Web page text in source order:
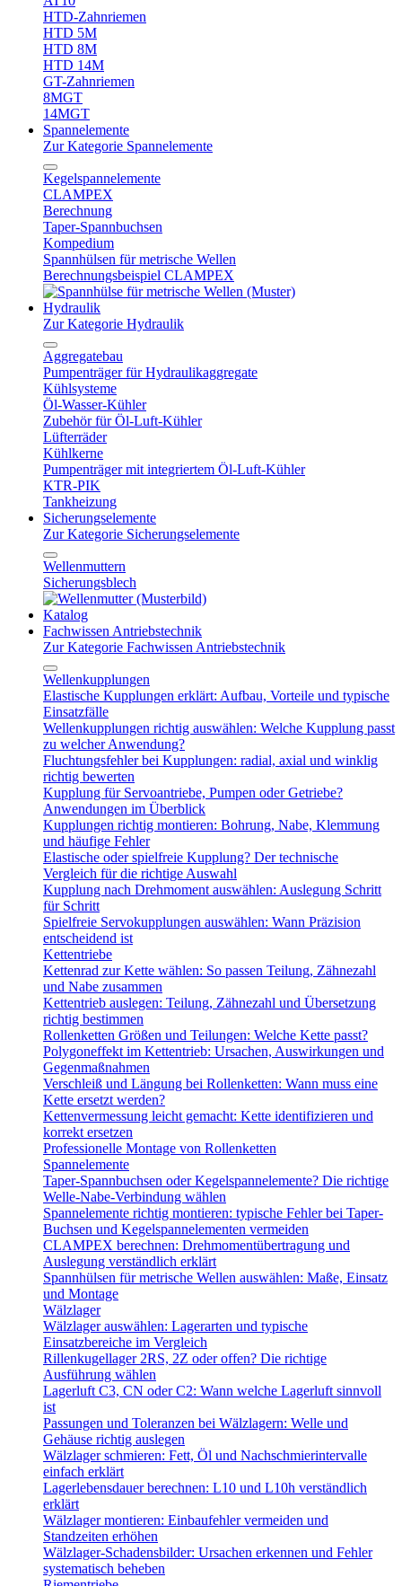
HTD-Zahnriemen
HTD 5M
HTD 8M
HTD 14M
GT-Zahnriemen
8MGT
14MGT
Spannelemente
Zur Kategorie Spannelemente
Kegelspannelemente
CLAMPEX
Berechnung
Taper-Spannbuchsen
Kompedium
Spannhülsen für metrische Wellen
Berechnungsbeispiel CLAMPEX
Hydraulik
Zur Kategorie Hydraulik
Aggregatebau
Pumpenträger für Hydraulikaggregate
Kühlsysteme
Öl-Wasser-Kühler
Zubehör für Öl-Luft-Kühler
Lüfterräder
Kühlkerne
Pumpenträger mit integriertem Öl-Luft-Kühler
KTR-PIK
Tankheizung
Sicherungselemente
Zur Kategorie Sicherungselemente
Wellenmuttern
Sicherungsblech
Katalog
Fachwissen Antriebstechnik
Zur Kategorie Fachwissen Antriebstechnik
Wellenkupplungen
Elastische Kupplungen erklärt: Aufbau, Vorteile und typische
Einsatzfälle
Wellenkupplungen richtig auswählen: Welche Kupplung passt
zu welcher Anwendung?
Fluchtungsfehler bei Kupplungen: radial, axial und winklig
richtig bewerten
Kupplung für Servoantriebe, Pumpen oder Getriebe?
Anwendungen im Überblick
Kupplungen richtig montieren: Bohrung, Nabe, Klemmung
und häufige Fehler
Elastische oder spielfreie Kupplung? Der technische
Vergleich für die richtige Auswahl
Kupplung nach Drehmoment auswählen: Auslegung Schritt
für Schritt
Spielfreie Servokupplungen auswählen: Wann Präzision
entscheidend ist
Kettentriebe
Kettenrad zur Kette wählen: So passen Teilung, Zähnezahl
und Nabe zusammen
Kettentrieb auslegen: Teilung, Zähnezahl und Übersetzung
richtig bestimmen
Rollenketten Größen und Teilungen: Welche Kette passt?
Polygoneffekt im Kettentrieb: Ursachen, Auswirkungen und
Gegenmaßnahmen
Verschleiß und Längung bei Rollenketten: Wann muss eine
Kette ersetzt werden?
Kettenvermessung leicht gemacht: Kette identifizieren und
korrekt ersetzen
Professionelle Montage von Rollenketten
Spannelemente
Taper-Spannbuchsen oder Kegelspannelemente? Die richtige
Welle-Nabe-Verbindung wählen
Spannelemente richtig montieren: typische Fehler bei Taper-
Buchsen und Kegelspannelementen vermeiden
CLAMPEX berechnen: Drehmomentübertragung und
Auslegung verständlich erklärt
Spannhülsen für metrische Wellen auswählen: Maße, Einsatz
und Montage
Wälzlager
Wälzlager auswählen: Lagerarten und typische
Einsatzbereiche im Vergleich
Rillenkugellager 2RS, 2Z oder offen? Die richtige
Ausführung wählen
Lagerluft C3, CN oder C2: Wann welche Lagerluft sinnvoll
ist
Passungen und Toleranzen bei Wälzlagern: Welle und
Gehäuse richtig auslegen
Wälzlager schmieren: Fett, Öl und Nachschmierintervalle
einfach erklärt
Lagerlebensdauer berechnen: L10 und L10h verständlich
erklärt
Wälzlager montieren: Einbaufehler vermeiden und
Standzeiten erhöhen
Wälzlager-Schadensbilder: Ursachen erkennen und Fehler
systematisch beheben